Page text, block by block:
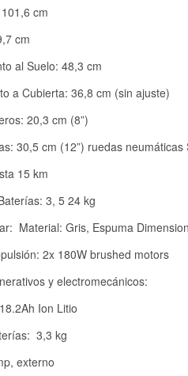
cm
cm
al Suelo: 48,3 cm
a Cubierta: 36,8 cm (sin ajuste)
20,3 cm (8”)
30,5 cm (12”) ruedas
15 km
3, 5 24 kg
Material: Gris, Espuma
2x 180W brushed motors
y electromecánicos:
Ion Litio
3,3 kg
externo